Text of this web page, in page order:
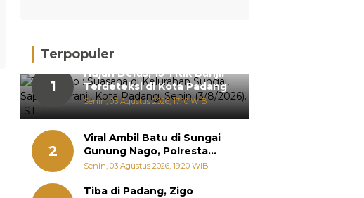
Terpopuler
1
Hujan Deras, 15 Titik Banjir
Terdeteksi di Kota Padang
Senin, 03 Agustus 2026, 17:10 WIB
2
Viral Ambil Batu di Sungai
Gunung Nago, Polresta
Padang Ungkap Fakta
Senin, 03 Agustus 2026, 19:20 WIB
Tiba di Padang, Zigo